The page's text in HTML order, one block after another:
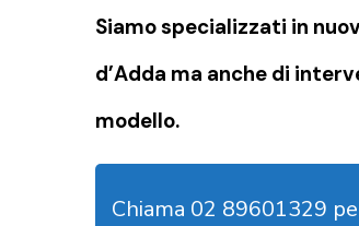
Siamo specializzati in
d’Adda ma anche di
modello.
Chiama 02 89601329